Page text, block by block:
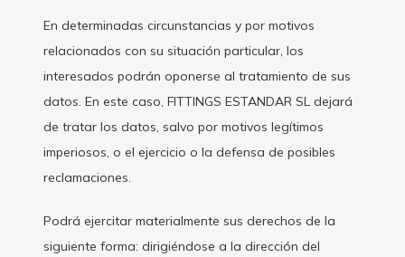
En determinadas circunstancias y por motivos
relacionados con su situación particular, los
interesados podrán oponerse al tratamiento de sus
datos. En este caso, FITTINGS ESTANDAR SL dejará
de tratar los datos, salvo por motivos legítimos
imperiosos, o el ejercicio o la defensa de posibles
reclamaciones.
Podrá ejercitar materialmente sus derechos de la
siguiente forma: dirigiéndose a la dirección del